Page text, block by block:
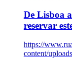
De Lisboa
reservar
https://
content/